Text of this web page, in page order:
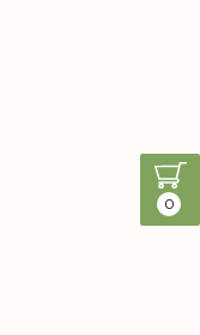
0